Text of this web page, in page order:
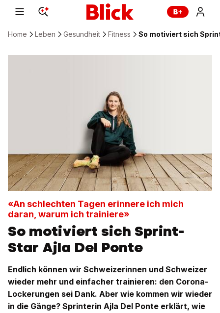
Home Leben Gesundheit Fitness So motiviert sich
«An schlechten Tagen erinnere ich mich
daran, warum ich trainiere»
So motiviert sich Sprint-
Star Ajla Del Ponte
Endlich können wir Schweizerinnen und Schweizer
wieder mehr und einfacher trainieren: den Corona-
Lockerungen sei Dank. Aber wie kommen wir wieder
in die Gänge? Sprinterin Ajla Del Ponte erklärt, wie